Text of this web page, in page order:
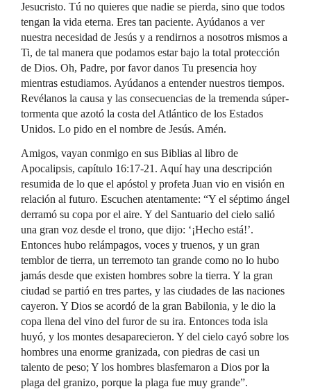
Jesucristo. Tú no quieres que nadie se pierda, sino que todos
tengan la vida eterna. Eres tan paciente. Ayúdanos a ver
nuestra necesidad de Jesús y a rendirnos a nosotros mismos a
Ti, de tal manera que podamos estar bajo la total protección
de Dios. Oh, Padre, por favor danos Tu presencia hoy
mientras estudiamos. Ayúdanos a entender nuestros tiempos.
Revélanos la causa y las consecuencias de la tremenda súper-
tormenta que azotó la costa del Atlántico de los Estados
Unidos. Lo pido en el nombre de Jesús. Amén.
Amigos, vayan conmigo en sus Biblias al libro de
Apocalipsis, capítulo 16:17-21. Aquí hay una descripción
resumida de lo que el apóstol y profeta Juan vio en visión en
relación al futuro. Escuchen atentamente: “Y el séptimo ángel
derramó su copa por el aire. Y del Santuario del cielo salió
una gran voz desde el trono, que dijo: ‘¡Hecho está!’.
Entonces hubo relámpagos, voces y truenos, y un gran
temblor de tierra, un terremoto tan grande como no lo hubo
jamás desde que existen hombres sobre la tierra. Y la gran
ciudad se partió en tres partes, y las ciudades de las naciones
cayeron. Y Dios se acordó de la gran Babilonia, y le dio la
copa llena del vino del furor de su ira. Entonces toda isla
huyó, y los montes desaparecieron. Y del cielo cayó sobre los
hombres una enorme granizada, con piedras de casi un
talento de peso; Y los hombres blasfemaron a Dios por la
plaga del granizo, porque la plaga fue muy grande”.